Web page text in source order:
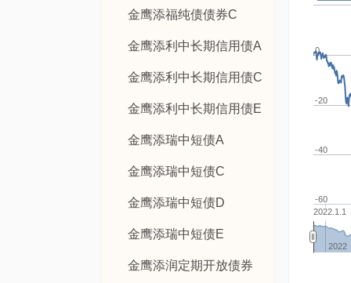
金鹰添福纯债债券C
金鹰添利中长期信用债A
金鹰添利中长期信用债C
金鹰添利中长期信用债E
金鹰添瑞中短债A
金鹰添瑞中短债C
金鹰添瑞中短债D
金鹰添瑞中短债E
金鹰添润定期开放债券
2022.1.1
-40
-20
0
-60
2022